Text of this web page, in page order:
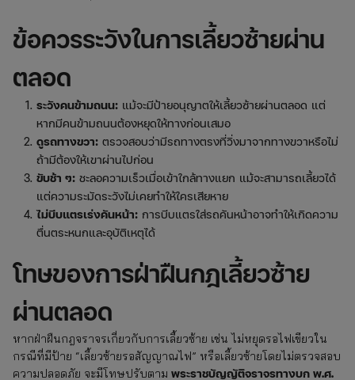
ข้อควรระวังในการเลี้ยวซ้ายผ่าน
ตลอด
ระวังคนข้ามถนน: แม้จะมีป้ายอนุญาตให้เลี้ยวซ้ายผ่านตลอด แต่
หากมีคนข้ามถนนต้องหยุดให้ทางก่อนเสมอ
ดูรถทางขวา: ตรวจสอบว่ามีรถทางตรงที่วิ่งมาจากทางขวาหรือไม่
ถ้ามีต้องให้เขาผ่านไปก่อน
ขับช้า ๆ: ชะลอความเร็วเมื่อเข้าใกล้ทางแยก แม้จะสามารถเลี้ยวได้
แต่ความระมัดระวังไม่เคยทำให้ใครเสียหาย
ไม่บีบแตรเร่งคันหน้า: การบีบแตรใส่รถคันหน้าอาจทำให้เกิดความ
ตื่นตระหนกและอุบัติเหตุได้
โทษของการฝ่าฝืนกฎเลี้ยวซ้าย
ผ่านตลอด
หากฝ่าฝืนกฎจราจรเกี่ยวกับการเลี้ยวซ้าย เช่น ไม่หยุดรอไฟเขียวใน
กรณีที่มีป้าย “เลี้ยวซ้ายรอสัญญาณไฟ” หรือเลี้ยวซ้ายโดยไม่ตรวจสอบ
ความปลอดภัย จะมีโทษปรับตาม พระราชบัญญัติจราจรทางบก พ.ศ.